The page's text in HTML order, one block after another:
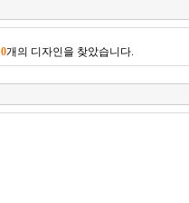
0개의 디자인을 찾았습니다.